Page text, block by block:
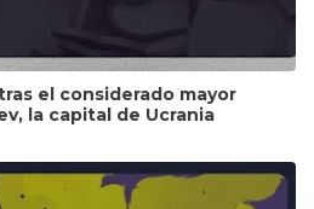
el considerado mayor
la capital de Ucrania